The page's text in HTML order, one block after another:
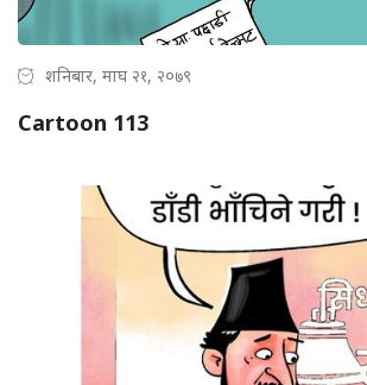
शनिबार, माघ २१, २०७९
Cartoon 113